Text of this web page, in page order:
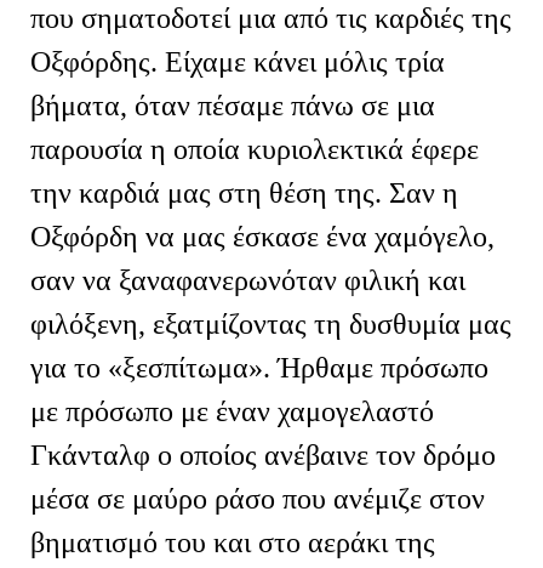
που σηματοδοτεί μια από τις καρδιές της
Οξφόρδης. Είχαμε κάνει μόλις τρία
βήματα, όταν πέσαμε πάνω σε μια
παρουσία η οποία κυριολεκτικά έφερε
την καρδιά μας στη θέση της. Σαν η
Οξφόρδη να μας έσκασε ένα χαμόγελο,
σαν να ξαναφανερωνόταν φιλική και
φιλόξενη, εξατμίζοντας τη δυσθυμία μας
για το «ξεσπίτωμα». Ήρθαμε πρόσωπο
με πρόσωπο με έναν χαμογελαστό
Γκάνταλφ ο οποίος ανέβαινε τον δρόμο
μέσα σε μαύρο ράσο που ανέμιζε στον
βηματισμό του και στο αεράκι της